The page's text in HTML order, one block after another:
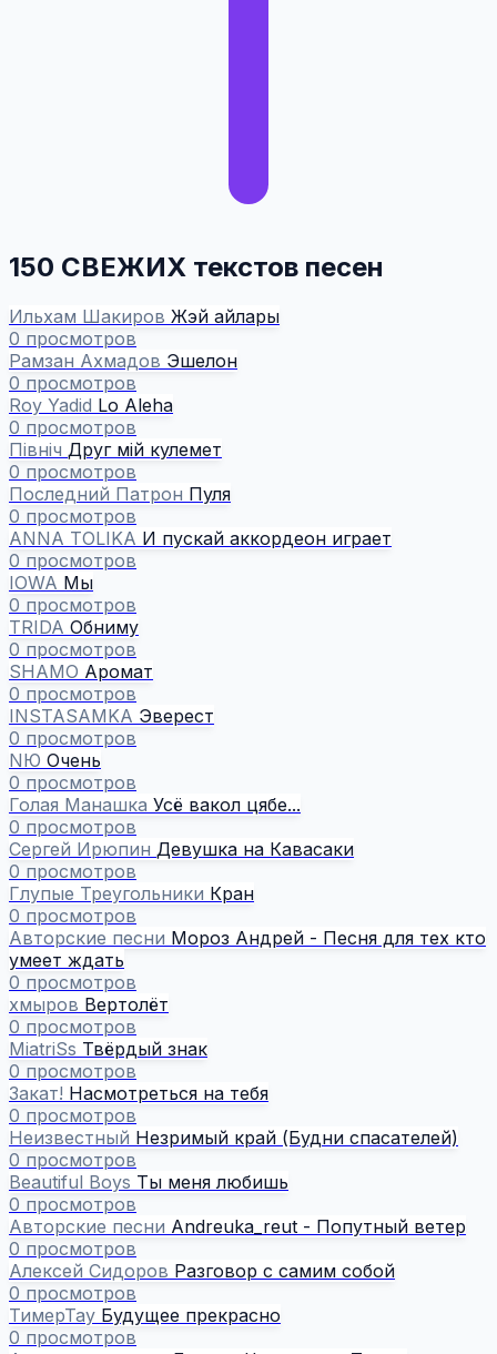
150 СВЕЖИХ текстов песен
Ильхам Шакиров Жэй айлары
0 просмотров
Рамзан Ахмадов Эшелон
0 просмотров
Roy Yadid Lo Aleha
0 просмотров
Північ Друг мій кулемет
0 просмотров
Последний Патрон Пуля
0 просмотров
ANNA TOLIKA И пускай аккордеон играет
0 просмотров
IOWA Мы
0 просмотров
TRIDA Обниму
0 просмотров
SHAMO Аромат
0 просмотров
INSTASAMKA Эверест
0 просмотров
NЮ Очень
0 просмотров
Голая Манашка Усё вакол цябе...
0 просмотров
Сергей Ирюпин Девушка на Кавасаки
0 просмотров
Глупые Треугольники Кран
0 просмотров
Авторские песни Мороз Андрей - Песня для тех кто
умеет ждать
0 просмотров
хмыров Вертолёт
0 просмотров
MiatriSs Твёрдый знак
0 просмотров
Закат! Насмотреться на тебя
0 просмотров
Неизвестный Незримый край (Будни спасателей)
0 просмотров
Beautiful Boys Ты меня любишь
0 просмотров
Авторские песни Andreuka_reut - Попутный ветер
0 просмотров
Алексей Сидоров Разговор с самим собой
0 просмотров
ТимерТау Будущее прекрасно
0 просмотров